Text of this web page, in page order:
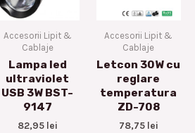
Accesorii Lipit &
Cablaje
Lampa led
ultraviolet
USB 3W BST-
9147
82,95 lei
Accesorii Lipit &
Cablaje
Letcon 30W cu
reglare
temperatura
ZD-708
78,75 lei